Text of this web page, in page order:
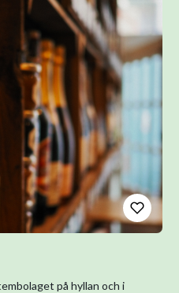
på hyllan och i